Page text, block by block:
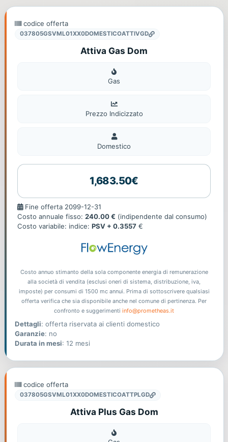
codice offerta
037805GSVML01XX0DOMESTICOATTIVGD
Attiva Gas Dom
Gas
Gas
Prezzo Indicizzato
Domestico
Domestico
1,683.50€
Fine
offerta
Fine offerta 2099-12-31
Costo annuale fisso: 240.00 € (indipendente dal consumo)
Costo variabile: indice: PSV + 0.3557 €
Costo annuo stimanto della sola componente energia di remunerazione
alla società di vendita (esclusi oneri di sistema, distribuzione, iva,
imposte) per consumi di 1500 mc annui. Prima di sottoscrivere qualsiasi
offerta verifica che sia disponibile anche nel comune di pertinenza. Per
confronto e suggerimenti info@prometheas.it
Dettagli: offerta riservata ai clienti domestico
Garanzie: no
Durata in mesi: 12 mesi
codice offerta
037805GSVML01XX0DOMESTICOATTPLGD
Attiva Plus Gas Dom
Gas